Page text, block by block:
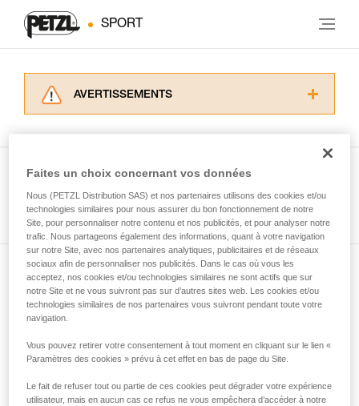
SPORT
AVERTISSEMENTS
informations de la notice technique pour
d’informations.
Maîtriser ces techniques nécessite une
formation et un entraînement spécifique. Validez
avec un professionnel votre capacité à refaire
la manipulation, seul, en toute sécurité, avant
de la reproduire en autonomie.
Nous donnons des exemples de techniques
Voir tous les conseils
Abonnez-vous à la newsletter
et restez connecté à notre actualité
Email *
Faites un choix concernant vos données
Nous (PETZL Distribution SAS) et nos partenaires utilisons des cookies et/ou
technologies similaires pour nous assurer du bon fonctionnement de notre
Site, pour personnaliser notre contenu et nos publicités, et pour analyser notre
trafic. Nous partageons également des informations, quant à votre navigation
sur notre Site, avec nos partenaires analytiques, publicitaires et de réseaux
sociaux afin de personnaliser nos publicités. Dans le cas où vous les
acceptez, nos cookies et/ou technologies similaires ne sont actifs que sur
notre Site et ne vous suivront pas sur d’autres sites web. Les cookies et/ou
technologies similaires de nos partenaires vous suivront pendant toute votre
navigation.
Vous pouvez retirer votre consentement à tout moment en cliquant sur le lien «
Paramètres des cookies » prévu à cet effet en bas de page du Site.
Le fait de refuser tout ou partie de ces cookies peut dégrader votre expérience
utilisateur, mais en aucun cas ce refus ne vous empêchera d’accéder à notre